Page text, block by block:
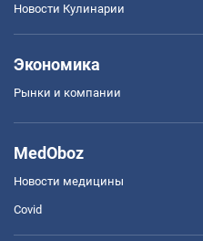
Новости Кулинарии
Экономика
Рынки и компании
MedOboz
Новости медицины
Covid